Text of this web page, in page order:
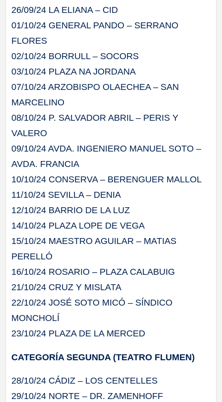
26/09/24 LA ELIANA – CID
01/10/24 GENERAL PANDO – SERRANO
FLORES
02/10/24 BORRULL – SOCORS
03/10/24 PLAZA NA JORDANA
07/10/24 ARZOBISPO OLAECHEA – SAN
MARCELINO
08/10/24 P. SALVADOR ABRIL – PERIS Y
VALERO
09/10/24 AVDA. INGENIERO MANUEL SOTO –
AVDA. FRANCIA
10/10/24 CONSERVA – BERENGUER MALLOL
11/10/24 SEVILLA – DENIA
12/10/24 BARRIO DE LA LUZ
14/10/24 PLAZA LOPE DE VEGA
15/10/24 MAESTRO AGUILAR – MATIAS
PERELLÓ
16/10/24 ROSARIO – PLAZA CALABUIG
21/10/24 CRUZ Y MISLATA
22/10/24 JOSÉ SOTO MICÓ – SÍNDICO
MONCHOLÍ
23/10/24 PLAZA DE LA MERCED
CATEGORÍA SEGUNDA (TEATRO FLUMEN)
28/10/24 CÁDIZ – LOS CENTELLES
29/10/24 NORTE – DR. ZAMENHOFF